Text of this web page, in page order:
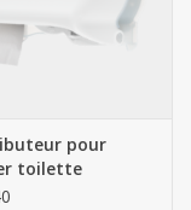
pour
toilette
- Blanc